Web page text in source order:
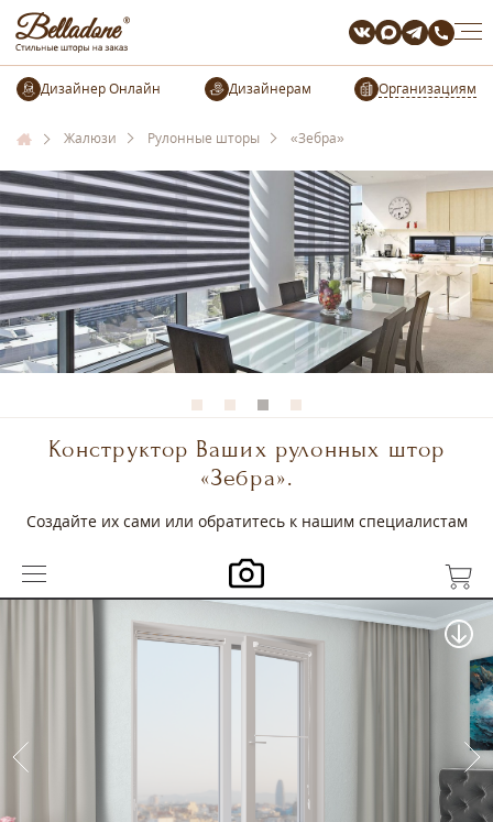
Организациям
Жалюзи Рулонные шторы «Зебра»
Конструктор Ваших рулонных штор
«Зебра».
Создайте их сами или обратитесь к нашим специалистам